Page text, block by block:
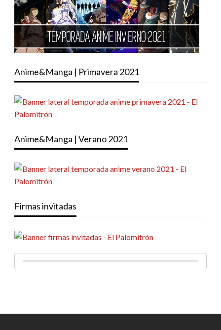
Anime&Manga | Primavera 2021
Anime&Manga | Verano 2021
Firmas invitadas